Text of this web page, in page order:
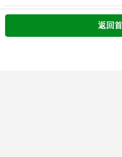
返回